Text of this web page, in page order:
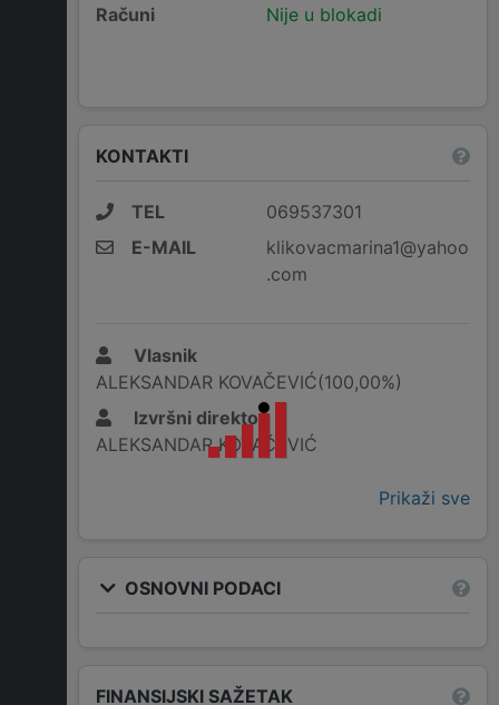
Računi Nije u blokadi
KONTAKTI
TEL
069537301
E-MAIL
klikovacmarina1@yahoo
.com
Vlasnik
ALEKSANDAR KOVAČEVIĆ(100,00%)
Izvršni direktor
ALEKSANDAR KOVAČEVIĆ
Prikaži sve
OSNOVNI PODACI
FINANSIJSKI SAŽETAK